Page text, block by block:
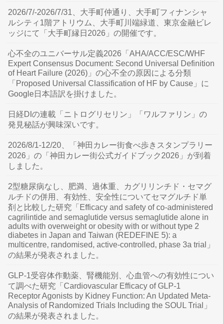
2026/7/-2026/7/31、大手町仲通り、大手町フィナンシャ
ルシティ1階アトリウム、大手町川端緑道、東京金融ビレ
ッジにて「大手町縁日2026」の開催です。
心不全のユニバーサル定義2026「AHA/ACC/ESC/WHF
Expert Consensus Document: Second Universal Definition
of Heart Failure (2026)」の心不全の原因による分類
「Proposed Universal Classification of HF by Cause」に
Google日本語訳を掛けました。
日経DIの連載「ニトログリセリン」「ワルファリン」の
発見秘話が興味深いです。
2026/8/1-12/20、「神田カレー街食べ歩きスタンプラリー
2026」の「神田カレー街公式ガイドブック2026」が到着
しました。
2型糖尿病なし、肥満、過体重、カグリリンチド・セマグ
ルチドの併用、有効性、安全性についてセマグルチド単
剤と比較した研究「Efficacy and safety of co-administered
cagrilintide and semaglutide versus semaglutide alone in
adults with overweight or obesity with or without type 2
diabetes in Japan and Taiwan (REDEFINE 5): a
multicentre, randomised, active-controlled, phase 3a trial」
の結果が発表されました。
GLP-1受容体作動薬、腎機能別、心血管への有効性につい
て調べた研究「Cardiovascular Efficacy of GLP-1
Receptor Agonists by Kidney Function: An Updated Meta-
Analysis of Randomized Trials Including the SOUL Trial」
の結果が発表されました。